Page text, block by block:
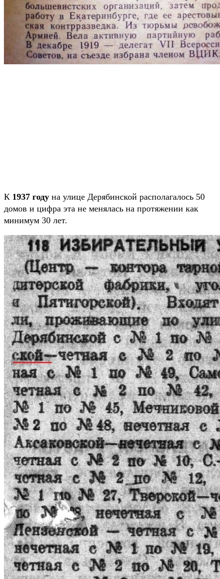
К 1937 году на улице Дерябинской располагалось 50
домов и цифра эта не менялась на протяжении как
минимум 30 лет.